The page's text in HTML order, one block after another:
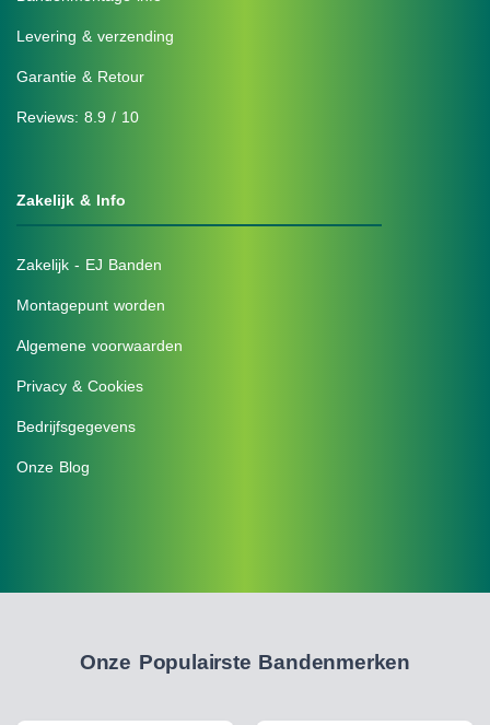
Levering & verzending
Garantie & Retour
Reviews: 8.9 / 10
Zakelijk & Info
Zakelijk - EJ Banden
Montagepunt worden
Algemene voorwaarden
Privacy & Cookies
Bedrijfsgegevens
Onze Blog
Onze Populairste Bandenmerken